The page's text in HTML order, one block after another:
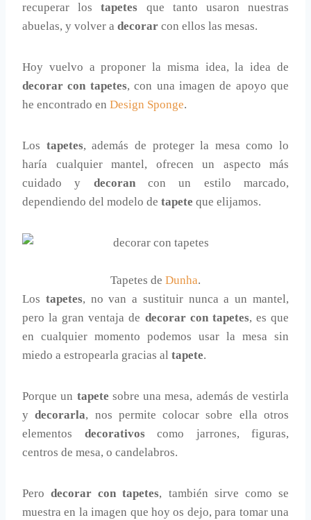
recuperar lostapetes que tanto usaron nuestras
abuelas, y volver a decorar con ellos las mesas.
Hoy vuelvo a proponer la misma idea, la idea de
decorar con tapetes, con una imagen de apoyo que
he encontrado en Design Sponge.
Los tapetes, además de proteger la mesa como lo
haría cualquier mantel, ofrecen un aspecto más
cuidado y decorancon un estilo marcado,
dependiendo del modelo de tapete que elijamos.
Tapetes de Dunha.
Los tapetes, no van a sustituir nunca a un mantel,
pero la gran ventaja de decorar con tapetes, es que
en cualquier momento podemos usar la mesa sin
miedo a estropearla gracias al tapete.
Porque un tapete sobre una mesa, además de vestirla
ydecorarla, nos permite colocar sobre ella otros
elementos decorativoscomo jarrones, figuras,
centros de mesa, o candelabros.
Perodecorar con tapetes, también sirve como se
muestra en la imagen que hoy os dejo, para tomar una